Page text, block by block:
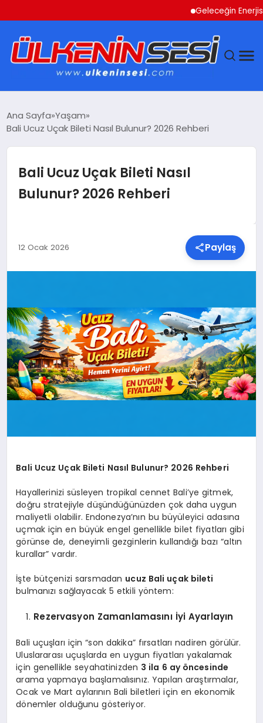
Geleceğin Enerjisi
EKONOMI
GÜNDEM
MAGAZIN
TEKNOLOJI
YAŞAM
MALATYA HABERLERI
Ana Sayfa Yaşam
Bali Ucuz Uçak Bileti Nasıl Bulunur? 2026 Rehberi
Bali Ucuz Uçak Bileti Nasıl
Bulunur? 2026 Rehberi
12 Ocak 2026 Paylaş
Bali Ucuz Uçak Bileti Nasıl Bulunur? 2026 Rehberi
Hayallerinizi süsleyen tropikal cennet Bali’ye gitmek,
doğru stratejiyle düşündüğünüzden çok daha uygun
maliyetli olabilir. Endonezya’nın bu büyüleyici adasına
uçmak için en büyük engel genellikle bilet fiyatları gibi
görünse de, deneyimli gezginlerin kullandığı bazı “altın
kurallar” vardır.
İşte bütçenizi sarsmadan ucuz Bali uçak bileti
bulmanızı sağlayacak 5 etkili yöntem:
Rezervasyon Zamanlamasını İyi Ayarlayın
Bali uçuşları için “son dakika” fırsatları nadiren görülür.
Uluslararası uçuşlarda en uygun fiyatları yakalamak
için genellikle seyahatinizden 3 ila 6 ay öncesinde
arama yapmaya başlamalısınız. Yapılan araştırmalar,
Ocak ve Mart aylarının Bali biletleri için en ekonomik
dönemler olduğunu gösteriyor.